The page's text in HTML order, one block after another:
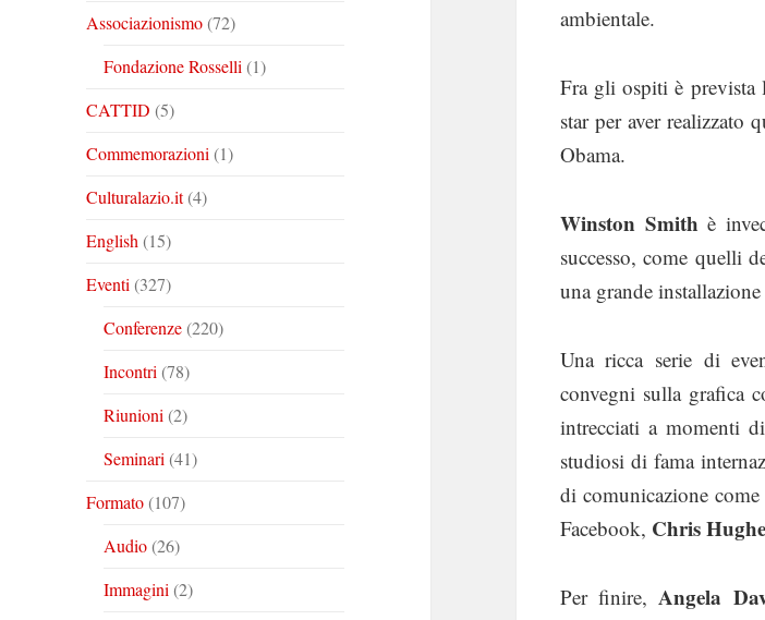
Associazionismo(72)
Fondazione Rosselli (1)
CATTID (5)
Commemorazioni (1)
Culturalazio.it(4)
English (15)
Eventi (327)
Conferenze(220)
Incontri (78)
Riunioni (2)
Seminari (41)
Formato(107)
Audio(26)
Immagini (2)
ambientale.
Fra gli ospiti è prevista
star per aver realizzato
Obama.
Winston Smith è
successo, come quelli
una grande
Una ricca serie di
convegni sulla grafica
intrecciati a momenti
studiosi di fama
di comunicazione
Facebook, Chris
Per finire,Angela